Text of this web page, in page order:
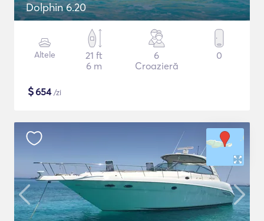
Dolphin 6.20
Altele
21 ft
6 m
6
Croazieră
0
$654/zi